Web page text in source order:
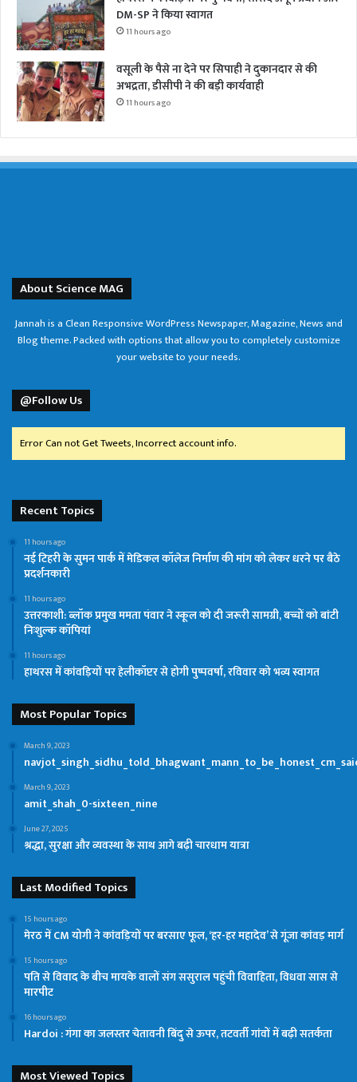
DM-SP ने किया स्वागत
11 hours ago
वसूली के पैसे ना देने पर सिपाही ने दुकानदार से की
अभद्रता, डीसीपी ने की बड़ी कार्यवाही
11 hours ago
About Science MAG
Jannah is a Clean Responsive WordPress Newspaper, Magazine, News and
Blog theme. Packed with options that allow you to completely customize
your website to your needs.
@Follow Us
Error Can not Get Tweets, Incorrect account info.
Recent Topics
11 hours ago
नई टिहरी के सुमन पार्क में मेडिकल कॉलेज निर्माण की मांग को लेकर धरने पर बैठे
प्रदर्शनकारी
11 hours ago
उत्तरकाशी: ब्लॉक प्रमुख ममता पंवार ने स्कूल को दी जरूरी सामग्री, बच्चों को बांटी
निःशुल्क कॉपियां
11 hours ago
हाथरस में कांवड़ियों पर हेलीकॉप्टर से होगी पुष्पवर्षा, रविवार को भव्य स्वागत
Most Popular Topics
March 9, 2023
March 9, 2023
amit_shah_0-sixteen_nine
June 27, 2025
श्रद्धा, सुरक्षा और व्यवस्था के साथ आगे बढ़ी चारधाम यात्रा
Last Modified Topics
15 hours ago
मेरठ में CM योगी ने कांवड़ियों पर बरसाए फूल, ‘हर-हर महादेव’ से गूंजा कांवड़ मार्ग
15 hours ago
पति से विवाद के बीच मायके वालों संग ससुराल पहुंची विवाहिता, विधवा सास से
मारपीट
16 hours ago
Hardoi : गंगा का जलस्तर चेतावनी बिंदु से ऊपर, तटवर्ती गांवों में बढ़ी सतर्कता
Most Viewed Topics